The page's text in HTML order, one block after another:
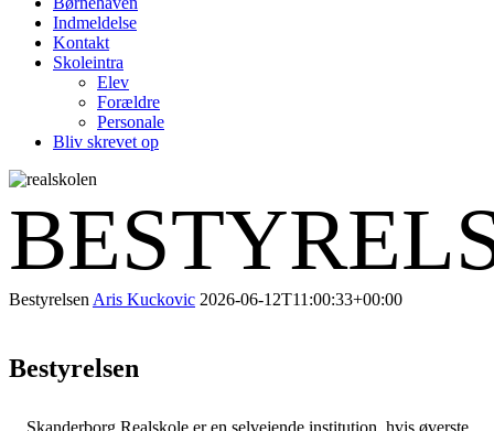
Indmeldelse
Kontakt
Skoleintra
Elev
Forældre
Personale
Bliv skrevet op
Bestyrelsen Aris Kuckovic 2026-06-12T11:00:33+00:00
Bestyrelsen
Skanderborg Realskole er en selvejende institution, hvis øverste